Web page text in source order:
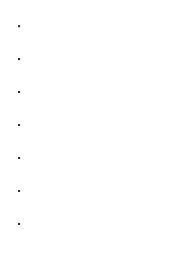
.
.
.
.
.
.
.